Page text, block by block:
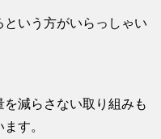
いう方がいらっしゃい
減らさない取り組みも
す。